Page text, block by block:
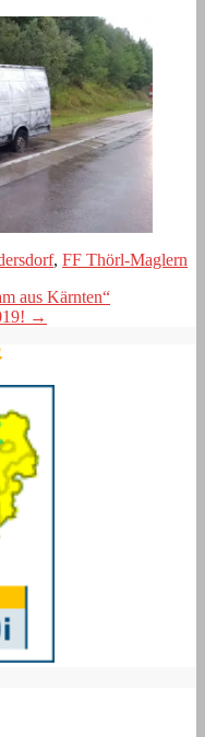
, FF Thörl-Maglern
aus Kärnten“
→